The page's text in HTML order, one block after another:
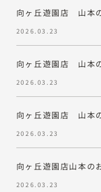
向ヶ丘遊園店 山本
2026.03.23
向ヶ丘遊園店 山本
2026.03.23
向ヶ丘遊園店 山本
2026.03.23
向ヶ丘遊園店山本の
2026.03.23